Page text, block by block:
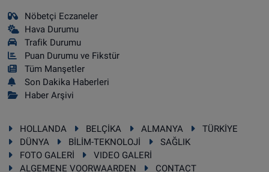
Nöbetçi Eczaneler
Hava Durumu
Trafik Durumu
Puan Durumu ve Fikstür
Tüm Manşetler
Son Dakika Haberleri
Haber Arşivi
HOLLANDA BELÇİKA ALMANYA
TÜRKİYE
DÜNYA
BİLİM-TEKNOLOJİ
SAĞLIK
FOTO GALERİ
VIDEO GALERİ
ALGEMENE VOORWAARDEN
CONTACT